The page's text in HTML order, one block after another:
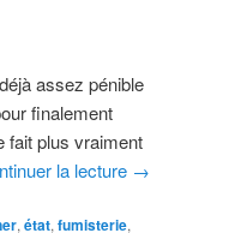
assez pénible
finalement
fait plus vraiment
la lecture →
, état, fumisterie,